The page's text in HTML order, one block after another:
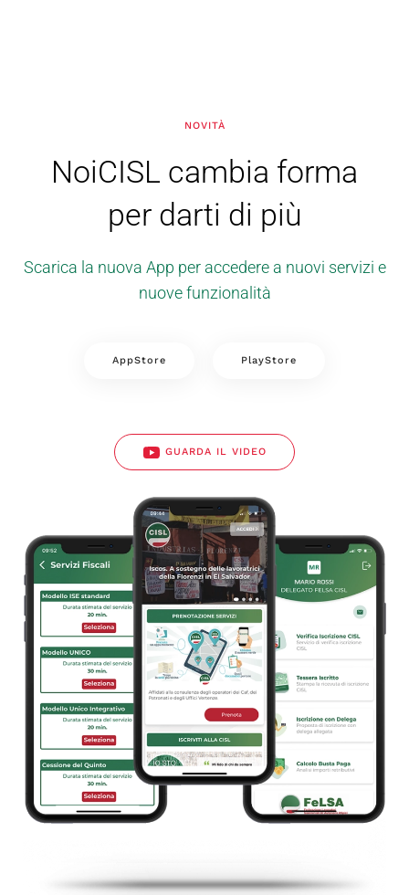
NOVITÀ
NoiCISL cambia forma
per darti di più
Scarica la nuova App per accedere a nuovi servizi e
nuove funzionalità
AppStore PlayStore
GUARDA IL VIDEO